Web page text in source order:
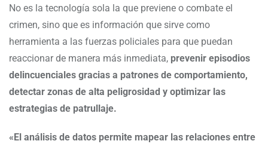
No es la tecnología sola la que previene o combate el
crimen, sino que es información que sirve como
herramienta a las fuerzas policiales para que puedan
reaccionar de manera más inmediata, prevenir episodios
delincuenciales gracias a patrones de comportamiento,
detectar zonas de alta peligrosidad y optimizar las
estrategias de patrullaje.
«El análisis de datos permite mapear las relaciones entre